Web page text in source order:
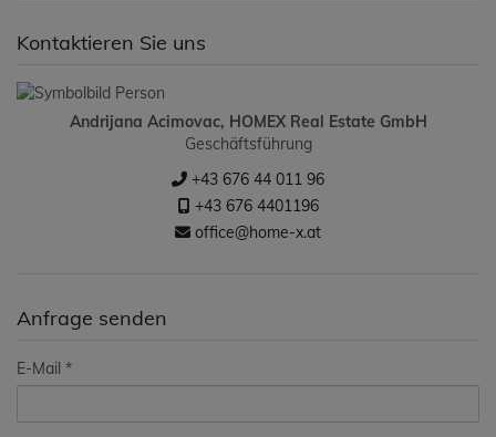
Kontaktieren Sie uns
Andrijana Acimovac, HOMEX Real Estate GmbH
Geschäftsführung
+43 676 44 011 96
+43 676 4401196
office@home-x.at
Anfrage senden
E-Mail